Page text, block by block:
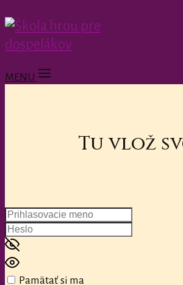
MENU
Tu vlož
Pamätať si ma